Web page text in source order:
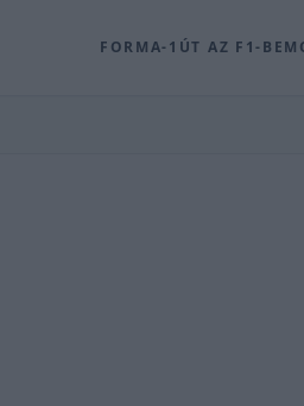
FORMA-1 ÚT AZ F1-BE